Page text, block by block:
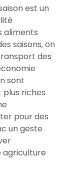
est un
aliments
saisons, on
des
sont
plus riches
pour des
un geste
agriculture